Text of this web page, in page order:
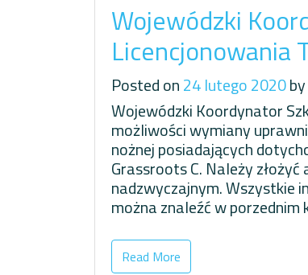
Wojewódzki
Licencjonowania
Posted on24 lutego 2020by
Wojewódzki Koordynator
możliwości wymiany
nożnej posiadających
Grassroots C. Należy
nadzwyczajnym. Wszystkie
można znaleźć w porzednim
Read More